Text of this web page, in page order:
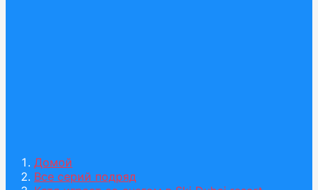
Домой
Все серий подряд